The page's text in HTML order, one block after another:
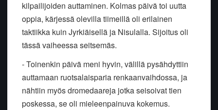
kilpailijoiden auttaminen. Kolmas päivä toi uutta
oppia, kärjessä olevilla tiimeillä oli erilainen
taktiikka kuin Jyrkiäisellä ja Nisulalla. Sijoitus oli
tässä vaiheessa seitsemäs.
- Toinenkin päivä meni hyvin, välillä pysähdyttiin
auttamaan ruotsalaisparia renkaanvaihdossa, ja
nähtiin myös dromedaareja jotka seisoivat tien
poskessa, se oli mieleenpainuva kokemus.